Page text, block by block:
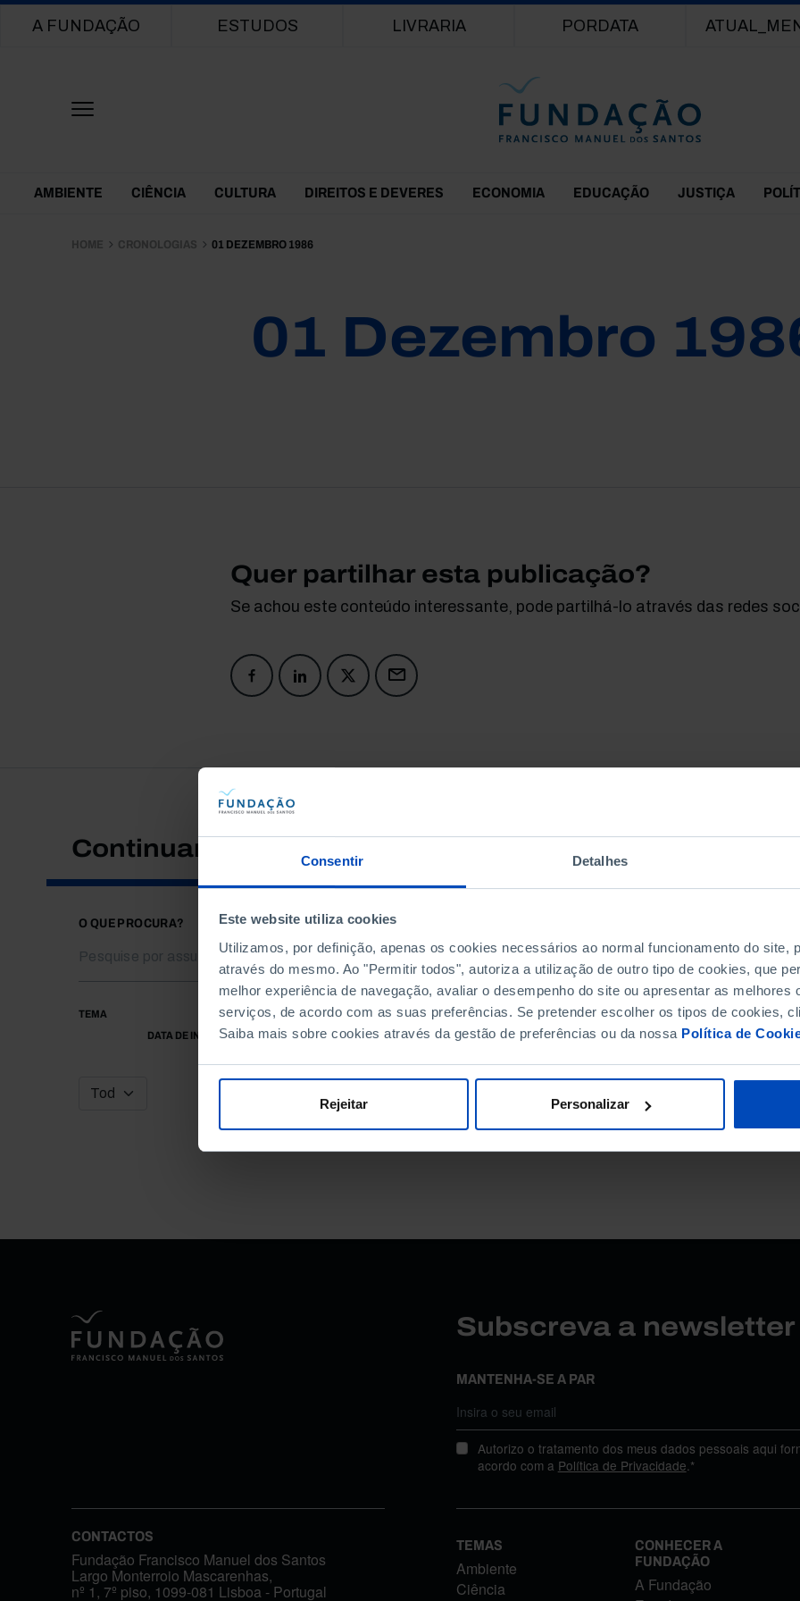
Consentir Detalhes
Este website utiliza cookies
Utilizamos, por definição, apenas os cookies necessários ao normal funcionamento do site,
através do mesmo. Ao "Permitir todos", autoriza a utilização de outro tipo de cookies, que
melhor experiência de navegação, avaliar o desempenho do site ou apresentar as melhores
serviços, de acordo com as suas preferências. Se pretender escolher os tipos de cookies,
Saiba mais sobre cookies através da gestão de preferências ou da nossa Política de
Rejeitar Personalizar
Main navigation
A FUNDAÇÃO ESTUDOS LIVRARIA PORDATA
Themes Menu
AMBIENTE CIÊNCIA CULTURA DIREITOS E DEVERES ECONOMIA EDUCAÇÃO JUSTIÇA
HOME CRONOLOGIAS 01 DEZEMBRO 1986
01 Dezembro
Quer partilhar esta publicação?
Se achou este conteúdo interessante, pode partilhá-lo através das redes
Continuar a pesquisar
O QUE PROCURA?
TEMA
DATA DE INÍCIO
DATA DE FIM
Subscreva a
MANTENHA-SE A PAR
Autorizo o tratamento dos meus dados pessoais aqui
acordo com a Política de Privacidade.*
CONTACTOS
Fundação Francisco Manuel dos Santos
Largo Monterroio Mascarenhas,
nº 1, 7º piso, 1099-081 Lisboa - Portugal
TEMAS
Ambiente
Ciência
CONHECER A
FUNDAÇÃO
A Fundação